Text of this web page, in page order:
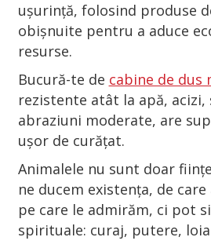
ușurință, folosind produse
obișnuite pentru a aduce
resurse.
Bucură-te de cabine de dus
rezistente atât la apă, acizi,
abraziuni moderate, are
ușor de curățat.
Animalele nu sunt doar
ne ducem existența, de care
pe care le admirăm, ci pot
spirituale: curaj, putere,